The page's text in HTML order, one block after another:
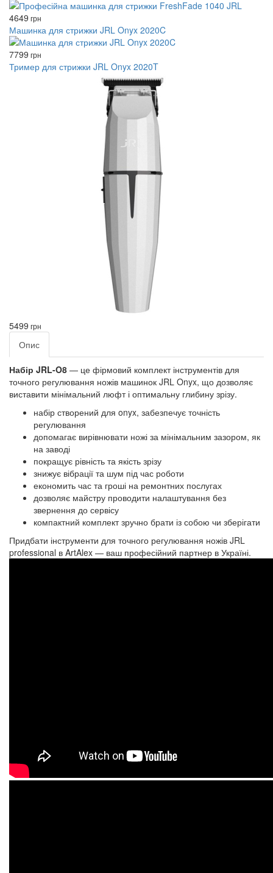
4649 грн
Машинка для стрижки JRL Onyx 2020C
7799 грн
Тример для стрижки JRL Onyx 2020T
5499 грн
Опис
Набір JRL-O8 — це фірмовий комплект інструментів для
точного регулювання ножів машинок JRL Onyx, що дозволяє
виставити мінімальний люфт і оптимальну глибину зрізу.
набір створений для onyx, забезпечує точність
регулювання
допомагає вирівнювати ножі за мінімальним зазором, як
на заводі
покращує рівність та якість зрізу
знижує вібрації та шум під час роботи
економить час та гроші на ремонтних послугах
дозволяє майстру проводити налаштування без
звернення до сервісу
компактний комплект зручно брати із собою чи зберігати
Придбати інструменти для точного регулювання ножів JRL
professional в ArtAlex — ваш професійний партнер в Україні.